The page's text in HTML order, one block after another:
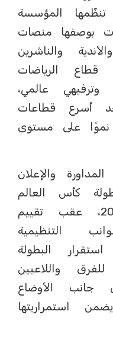
تنظّمها المؤسسة
بوصفها منصات
والناشرين
قطاع الرياضات
وترفيهي عالمي،
أسرع قطاعات
نموًا على مستوى
والإعلان
كأس العالم
للرياضات الإلكترونيّة 2026، عقب تقييم
التنظيمية
البطولة
واللاعبين
جانب الأوضاع
استمراريتها